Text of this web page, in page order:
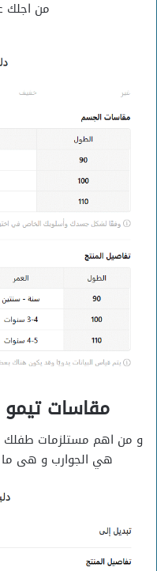
من اجلك
مقاسات
و من اهم مستلزمات طفلك
هي الجوارب و هى ما